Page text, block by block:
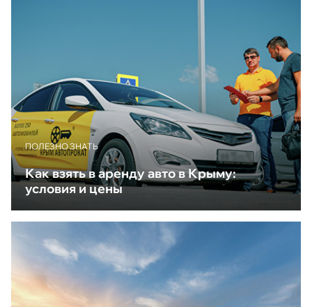
ПОЛЕЗНО ЗНАТЬ
Как взять в аренду авто в Крыму:
условия и цены